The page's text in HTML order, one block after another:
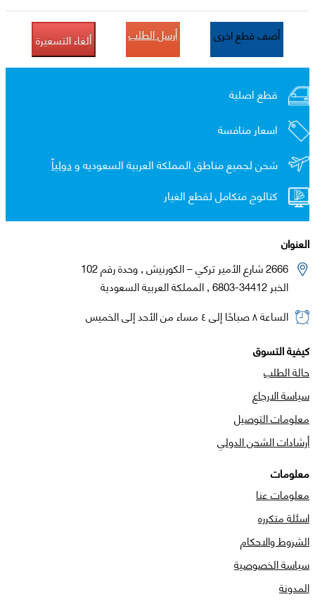
أضف قطع اخرى أرسل الطلب ألغاء التسعيرة
قطع اصلية
اسعار منافسة
شحن لجميع مناطق المملكة العربية السعوديه ودولياً
كتالوج متكامل لقطع الغيار
العنوان
2666 شارع الأمير تركي – الكورنيش , وحدة رقم 102
الخبر 34412-6803 , المملكة العربية السعودية
الساعة ٨ صباحًا إلى ٤ مساء من الأحد إلى الخميس
كيفية التسوق
حالة الطلب
سياسة الارجاع
معلومات التوصيل
أرشادات الشحن الدولي
معلومات
معلومات عنا
اسئلة متكرره
الشروط والاحكام
سياسة الخصوصية
المدونة